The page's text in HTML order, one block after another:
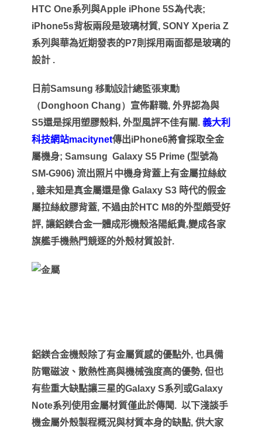
HTC One系列與Apple iPhone 5S為代表;
iPhone5s背板兩段是玻璃材質, SONY Xperia Z
系列與華為近期發表的P7則採用兩面都是玻璃的
設計 .
日前Samsung 移動設計總監張東勳
（ Donghoon Chang） 宣佈辭職, 外界認為與
S5還是採用塑膠殼料, 外型風評不佳有關. 義大利
科技網站macitynet傳出iPhone6將會採取全金
屬機身; Samsung Galaxy S5 Prime (型號為
SM-G906) 流出照片中機身背蓋上有金屬拉絲紋
, 雖未知是真金屬還是像 Galaxy S3 時代的假金
屬拉絲紋膠背蓋, 不過由於HTC M8的外型頗受好
評, 讓鋁鎂合金一體成形機殼洛陽紙貴,變成各家
旗艦手機熱門競逐的外殼材質設計.
鋁鎂合金機殼除了有金屬質感的優點外, 也具備
防電磁波、散熱性高與機械強度高的優勢, 但也
有些重大缺點讓三星的Galaxy S系列或Galaxy
Note系列使用金屬材質僅此於傳聞. 以下淺談手
機金屬外殼製程概況與材質本身的缺點, 供大家